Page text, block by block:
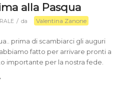
alla Pasqua
/ da Valentina Zanone
prima di scambiarci gli auguri
fatto per arrivare pronti a
importante per la nostra fede.